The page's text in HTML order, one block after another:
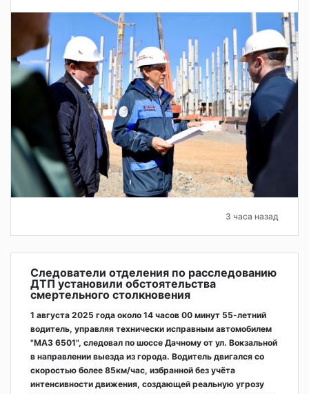
3 часа назад
Следователи отделения по расследованию
ДТП установили обстоятельства
смертельного столкновения
1 августа 2025 года около 14 часов 00 минут 55-летний
водитель, управляя технически исправным автомобилем
"МАЗ 6501", следовал по шоссе Дачному от ул. Вокзальной
в направлении выезда из города. Водитель двигался со
скоростью более 85км/час, избранной без учёта
интенсивности движения, создающей реальную угрозу